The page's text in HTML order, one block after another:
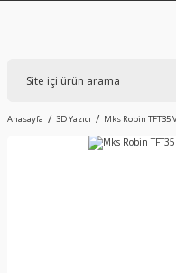
Anasayfa 3D Yazıcı Mks Robin TFT35